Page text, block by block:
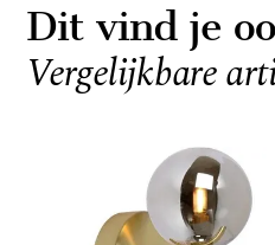
Dit vind je
Vergelijkbare